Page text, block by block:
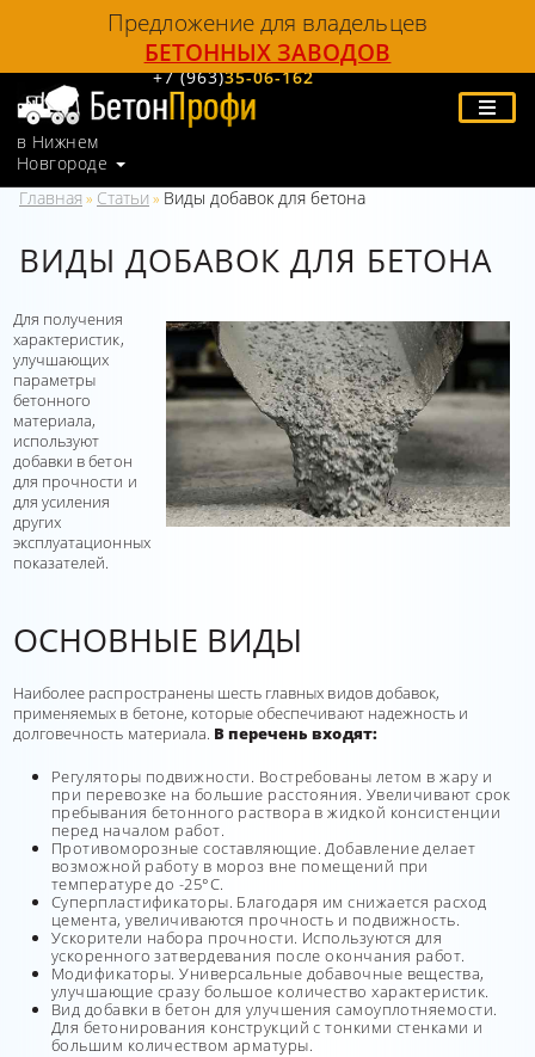
Предложение для владельцев
БЕТОННЫХ ЗАВОДОВ
в Нижнем
Новгороде
+7 (963)35-06-162
Главная » Статьи » Виды добавок для бетона
ВИДЫ ДОБАВОК ДЛЯ БЕТОНА
Для получения
характеристик,
улучшающих
параметры
бетонного
материала,
используют
добавки в бетон
для прочности и
для усиления
других
эксплуатационных
показателей.
ОСНОВНЫЕ ВИДЫ
Наиболее распространены шесть главных видов добавок,
применяемых в бетоне, которые обеспечивают надежность и
долговечность материала. В перечень входят:
Регуляторы подвижности. Востребованы летом в жару и
при перевозке на большие расстояния. Увеличивают срок
пребывания бетонного раствора в жидкой консистенции
перед началом работ.
Противоморозные составляющие. Добавление делает
возможной работу в мороз вне помещений при
температуре до -25°С.
Суперпластификаторы. Благодаря им снижается расход
цемента, увеличиваются прочность и подвижность.
Ускорители набора прочности. Используются для
ускоренного затвердевания после окончания работ.
Модификаторы. Универсальные добавочные вещества,
улучшающие сразу большое количество характеристик.
Вид добавки в бетон для улучшения самоуплотняемости.
Для бетонирования конструкций с тонкими стенками и
большим количеством арматуры.